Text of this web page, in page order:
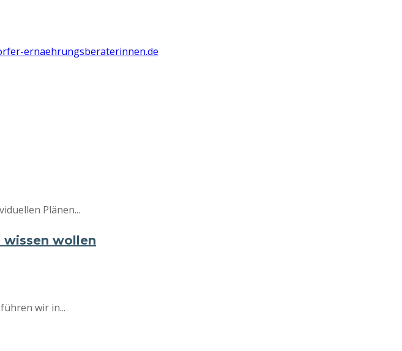
ernaehrungsberaterinnen.de
Plänen...
wissen wollen
wir in...